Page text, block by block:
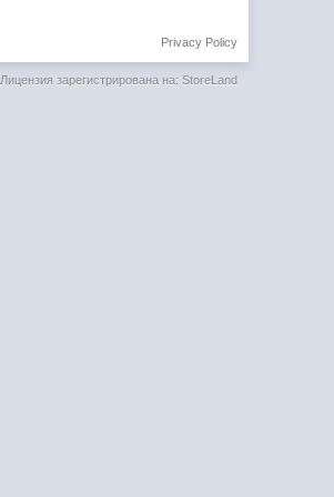
Privacy Policy
Лицензия зарегистрирована на: StoreLand